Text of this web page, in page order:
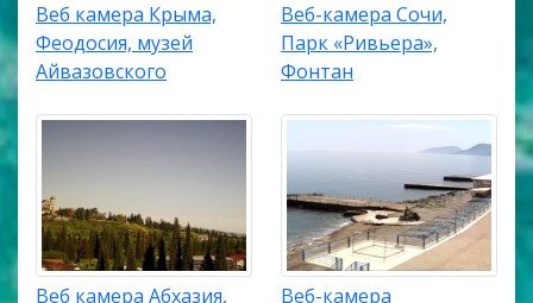
Веб камера Крыма,
Феодосия, музей
Айвазовского
Веб-камера Сочи,
Парк «Ривьера»,
Фонтан
Веб камера Абхазия,
Веб-камера